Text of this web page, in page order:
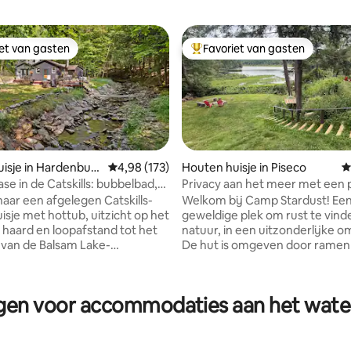
4,97 uit 5, 169 recensies
van gasten
van gasten
in Hardenbur
Gemiddelde beoordeling van 4,98 uit 5, 173
4,98 (173)
in de Catskills: bubbelbad,
beek, ontspannen
een afgelegen Catskills-
met hottub, uitzicht op het
haard en loopafstand tot het
de Balsam Lake-
rust bij de historische open
naar
Topfavoriet van gasten
Favoriet van gasten
Houten huisje in Piseco
Privacy aan het meer met een
uitzicht
Welkom bij Camp Stardust! Een
geweldige plek om rust te
natuur, in een uitzonderlijke
De hut is omgeven door
gemakkelijke toegang vanuit
voor accommodaties aan het